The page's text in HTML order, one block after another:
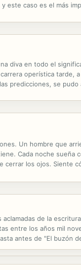
este caso es el más
diva en todo el
operística tarde,
predicciones, se
Un hombre que
Cada noche
cerrar los ojos.
de la
entre los años mil
antes de "El buzón
escritor, fiel a sí